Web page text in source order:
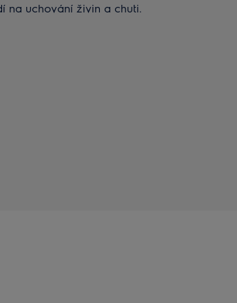
na uchování živin a chuti.